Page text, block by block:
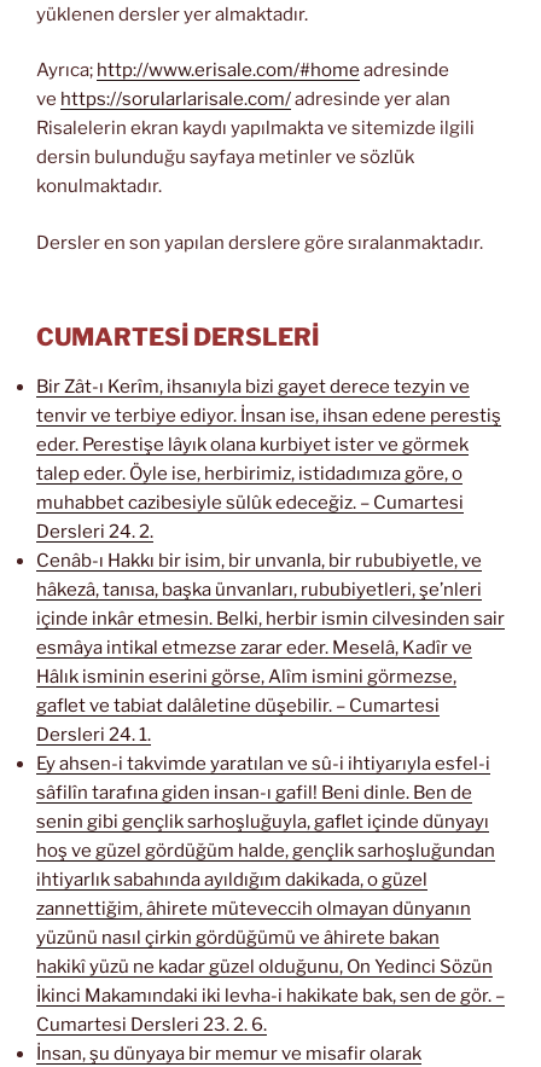
yüklenen dersler yer almaktadır.
Ayrıca; http://www.erisale.com/#home adresinde
ve https://sorularlarisale.com/adresinde yer alan
Risalelerin ekran kaydı yapılmakta ve sitemizde ilgili
dersin bulunduğu sayfaya metinler ve sözlük
konulmaktadır.
Dersler en son yapılan derslere göre sıralanmaktadır.
CUMARTESİ DERSLERİ
Bir Zât-ı Kerîm, ihsanıyla bizi gayet derece tezyin ve
tenvir ve terbiye ediyor. İnsan ise, ihsan edene perestiş
eder. Perestişe lâyık olana kurbiyet ister ve görmek
talep eder. Öyle ise, herbirimiz, istidadımıza göre, o
muhabbet cazibesiyle sülûk edeceğiz. – Cumartesi
Dersleri 24. 2.
Cenâb-ı Hakkı bir isim, bir unvanla, bir rububiyetle, ve
hâkezâ, tanısa, başka ünvanları, rububiyetleri, şe’nleri
içinde inkâr etmesin. Belki, herbir ismin cilvesinden sair
esmâya intikal etmezse zarar eder. Meselâ, Kadîr ve
Hâlık isminin eserini görse, Alîm ismini görmezse,
gaflet ve tabiat dalâletine düşebilir. – Cumartesi
Dersleri 24. 1.
Ey ahsen-i takvimde yaratılan ve sû-i ihtiyarıyla esfel-i
sâfilîn tarafına giden insan-ı gafil! Beni dinle. Ben de
senin gibi gençlik sarhoşluğuyla, gaflet içinde dünyayı
hoş ve güzel gördüğüm halde, gençlik sarhoşluğundan
ihtiyarlık sabahında ayıldığım dakikada, o güzel
zannettiğim, âhirete müteveccih olmayan dünyanın
yüzünü nasıl çirkin gördüğümü ve âhirete bakan
hakikî yüzü ne kadar güzel olduğunu, On Yedinci Sözün
İkinci Makamındaki iki levha-i hakikate bak, sen de gör. –
Cumartesi Dersleri 23. 2. 6.
İnsan, şu dünyaya bir memur ve misafir olarak